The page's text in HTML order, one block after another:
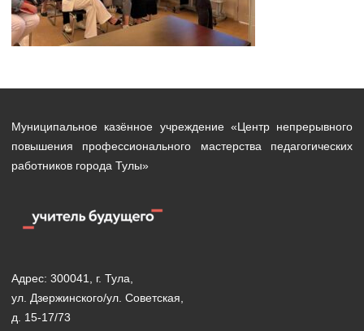
Муниципальное казённое учреждение «Центр непрерывного
повышения профессионального мастерства педагогических
работников города Тулы»
Адрес: 300041, г. Тула,
ул. Дзержинского/ул. Советская,
д. 15-17/73